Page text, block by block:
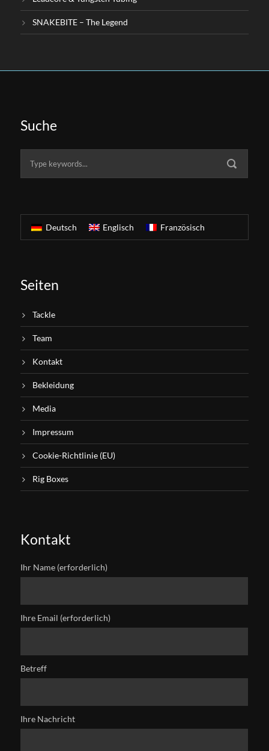
SNAKEBITE – The Legend
Suche
Deutsch Englisch Französisch
Seiten
Tackle
Team
Kontakt
Bekleidung
Media
Impressum
Cookie-Richtlinie (EU)
Rig Boxes
Kontakt
Ihr Name (erforderlich)
Ihre Email (erforderlich)
Betreff
Ihre Nachricht